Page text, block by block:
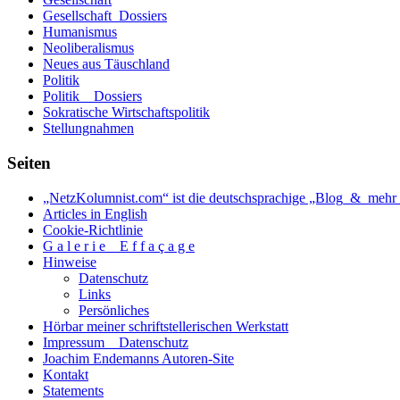
Gesellschaft_Dossiers
Humanismus
Neoliberalismus
Neues aus Täuschland
Politik
Politik _ Dossiers
Sokratische Wirtschaftspolitik
Stellungnahmen
Seiten
„NetzKolumnist.com“ ist die deutschsprachige
Articles in English
Cookie-Richtlinie
G a l e r i e _ E f f a ç a g e
Hinweise
Datenschutz
Links
Persönliches
Hörbar meiner schriftstellerischen Werkstatt
Impressum _ Datenschutz
Joachim Endemanns Autoren-Site
Kontakt
Statements